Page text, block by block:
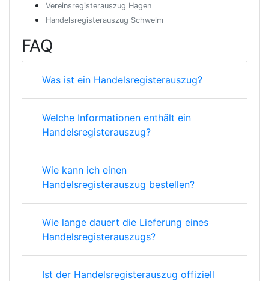
Vereinsregisterauszug Hagen
Handelsregisterauszug Schwelm
FAQ
Was ist ein Handelsregisterauszug?
Welche Informationen enthält ein
Handelsregisterauszug?
Wie kann ich einen
Handelsregisterauszug bestellen?
Wie lange dauert die Lieferung eines
Handelsregisterauszugs?
Ist der Handelsregisterauszug offiziell